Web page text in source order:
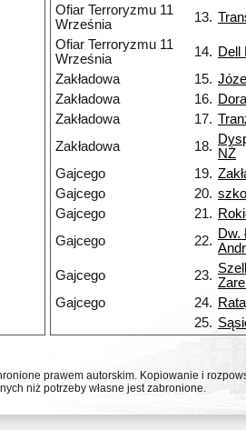
Ofiar Terroryzmu 11
Września
13.
Ofiar Terroryzmu 11
Września
14. Dell
Zakładowa 15.
Zakładowa
16.
Zakładowa
17.
Zakładowa
18. NŻ
Gajcego 19.
Gajcego
20.
Gajcego
21.
Gajcego
22. Dw.
Gajcego 23.
Gajcego 24.
25.
prawem autorskim. Kopiowanie i
niż potrzeby własne jest zabronione.